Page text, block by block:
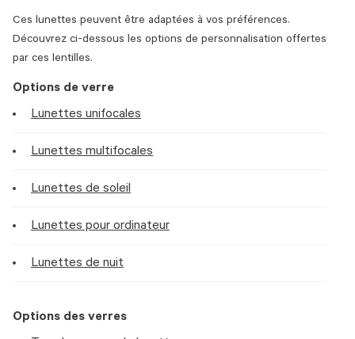
Ces lunettes peuvent être adaptées à vos préférences.
Découvrez ci-dessous les options de personnalisation offertes
par ces lentilles.
Options de verre
Lunettes unifocales
Lunettes multifocales
Lunettes de soleil
Lunettes pour ordinateur
Lunettes de nuit
Options des verres